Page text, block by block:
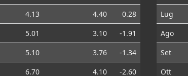
4.13 4.40
0.28
5.01 3.10
-1.91
5.10 3.76
-1.34
6.70 4.10 -2.60
Lug
Ago
Set
Ott